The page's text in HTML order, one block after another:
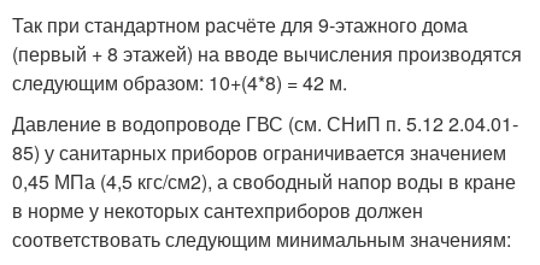
Так при стандартном расчёте для 9-этажного дома
(первый + 8 этажей) на вводе вычисления производятся
следующим образом: 10+(4*8) = 42 м.
Давление в водопроводе ГВС (см. СНиП п. 5.12 2.04.01-
85) у санитарных приборов ограничивается значением
0,45 МПа (4,5 кгс/см2), а свободный напор воды в кране
в норме у некоторых сантехприборов должен
соответствовать следующим минимальным значениям: